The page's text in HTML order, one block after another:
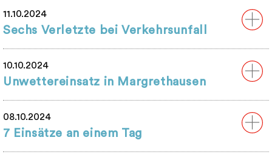
11.10.2024
Sechs Verletzte bei Verkehrsunfall
10.10.2024
Unwettereinsatz in Margrethausen
08.10.2024
7 Einsätze an einem Tag